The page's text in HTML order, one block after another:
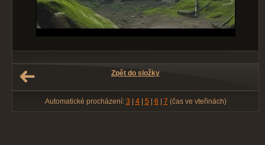
Zpět do složky
Automatické procházení: 3 4| 5 6 7 (čas ve vteřinách)